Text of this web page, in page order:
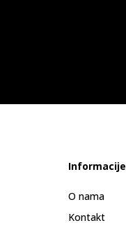
Informacije
O nama
Kontakt